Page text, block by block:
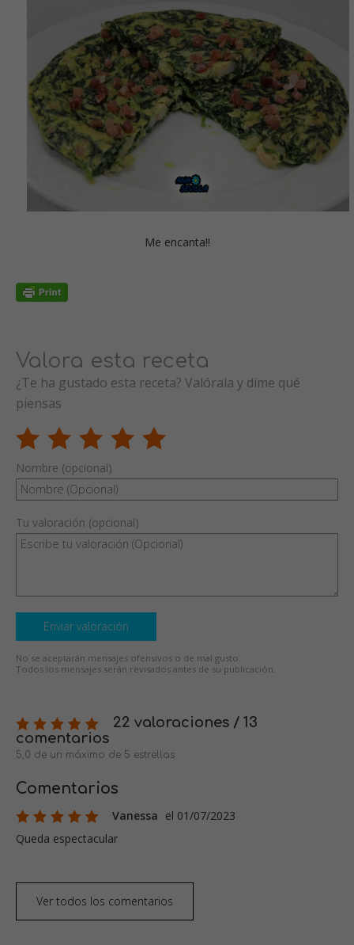
Me encanta!!
Valora esta receta
¿Te ha gustado esta receta? Valórala y dime qué
piensas
Nombre (opcional)
Tu valoración (opcional)
Enviar valoración
No se aceptarán mensajes ofensivos o de mal gusto.
Todos los mensajes serán revisados antes de su publicación.
22 valoraciones / 13
comentarios
5,0 de un máximo de 5 estrellas
Comentarios
Vanessa el 01/07/2023
Queda espectacular
Ver todos los comentarios